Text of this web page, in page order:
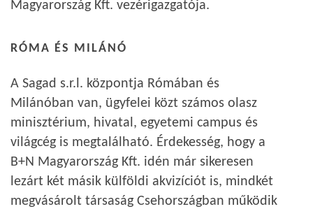
Magyarország Kft. vezérigazgatója.
RÓMA ÉS MILÁNÓ
A Sagad s.r.l. központja Rómában és
Milánóban van, ügyfelei közt számos olasz
minisztérium, hivatal, egyetemi campus és
világcég is megtalálható. Érdekesség, hogy a
B+N Magyarország Kft. idén már sikeresen
lezárt két másik külföldi akvizíciót is, mindkét
megvásárolt társaság Csehországban működik